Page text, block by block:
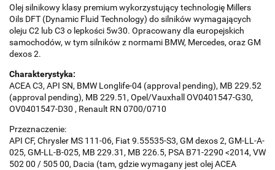
Olej silnikowy klasy premium wykorzystujący technologię Millers
Oils DFT (Dynamic Fluid Technology) do silników wymagających
oleju C2 lub C3 o lepkości 5w30. Opracowany dla europejskich
samochodów, w tym silników z normami BMW, Mercedes, oraz GM
dexos 2.
Charakterystyka:
ACEA C3, API SN, BMW Longlife-04 (approval pending), MB 229.52
(approval pending), MB 229.51, Opel/Vauxhall OV0401547-G30,
OV0401547-D30 , Renault RN 0700/0710
Przeznaczenie:
API CF, Chrysler MS 111-06, Fiat 9.55535-S3, GM dexos 2, GM-LL-A-
025, GM-LL-B-025, MB 229.31, MB 226.5, PSA B71-2290 <2014, VW
502 00 / 505 00, Dacia (tam, gdzie wymagany jest olej ACEA